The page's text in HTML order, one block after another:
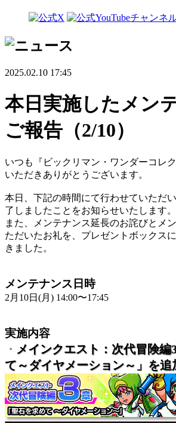
2025.02.10 17:45
本日実施したメン
ご報告（2/10）
いつも『ビックリマン・ワンダーコレ
いただきありがとうございます。
本日、下記の時間にて行わせていただ
了しましたことをお知らせいたします。
また、メンテナンス延長のお詫びとメ
ただいたお礼を、プレゼントボックス
きました。
メンテナンス日時
2月10日(月) 14:00〜17:45
実施内容
・ メインクエスト：次代冒険編
て～ダイヤメーション～」を追